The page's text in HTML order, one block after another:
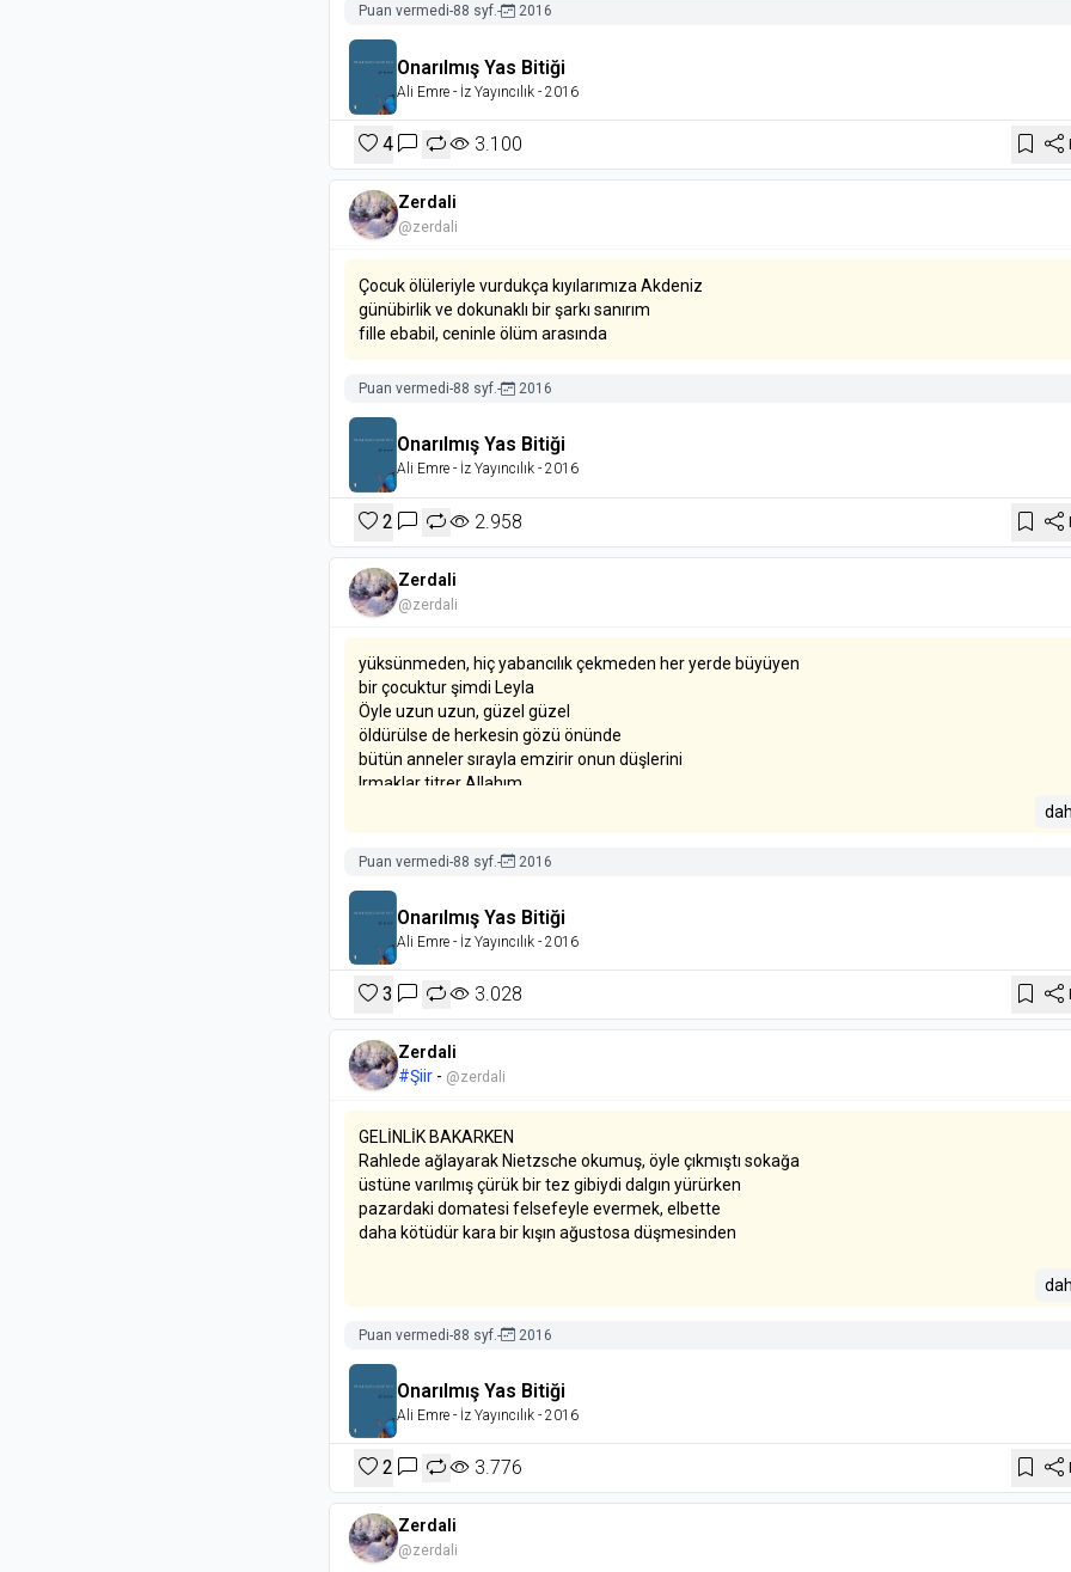
Puan vermedi-88 syf.- 2016
Onarılmış Yas Bitiği
Ali Emre - İz Yayıncılık - 2016
4 3.100
Zerdali
@zerdali
Çocuk ölüleriyle vurdukça kıyılarımıza Akdeniz
günübirlik ve dokunaklı bir şarkı sanırım
fille ebabil, ceninle ölüm arasında
Puan vermedi-88 syf.- 2016
Onarılmış Yas Bitiği
Ali Emre - İz Yayıncılık - 2016
2 2.958
Zerdali
@zerdali
yüksünmeden, hiç yabancılık çekmeden her yerde büyüyen
bir çocuktur şimdi Leyla
Öyle uzun uzun, güzel güzel
öldürülse de herkesin gözü önünde
bütün anneler sırayla emzirir onun düşlerini
Irmaklar titrer Allahım
dağlar uğunur dil tökezler kahramanlar yorulur
Elleri kesinlikle yumuk yumuktur
Puan vermedi-88 syf.- 2016
Onarılmış Yas Bitiği
Ali Emre - İz Yayıncılık - 2016
3 3.028
Zerdali
#Şiir - @zerdali
GELİNLİK BAKARKEN
Rahlede ağlayarak Nietzsche okumuş, öyle çıkmıştı sokağa
üstüne varılmış çürük bir tez gibiydi dalgın yürürken
pazardaki domatesi felsefeyle evermek, elbette
daha kötüdür kara bir kışın ağustosa düşmesinden
el kadar bir çocuk muydu yoksa zebellah bir polis
Puan vermedi-88 syf. - 2016
Onarılmış Yas Bitiği
Ali Emre - İz Yayıncılık - 2016
2 3.776
Zerdali
@zerdali